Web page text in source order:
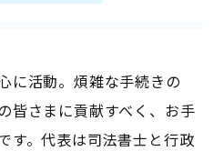
に活動。煩雑な手続きの
皆さまに貢献すべく、お手
す。代表は司法書士と行政